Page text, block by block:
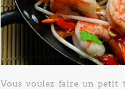
Vous voulez faire un petit